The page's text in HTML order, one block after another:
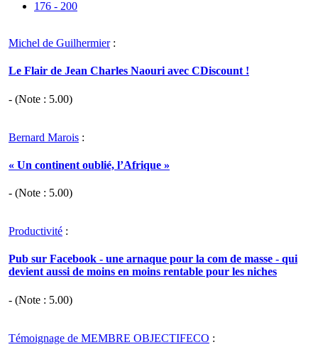
176 - 200
Michel de Guilhermier:
Le Flair de Jean Charles Naouri avec CDiscount !
- (Note : 5.00)
Bernard Marois :
« Un continent oublié, l’Afrique »
- (Note : 5.00)
Productivité :
Pub sur Facebook - une arnaque pour la com de masse - qui
devient aussi de moins en moins rentable pour les niches
- (Note : 5.00)
Témoignage de MEMBRE OBJECTIFECO :